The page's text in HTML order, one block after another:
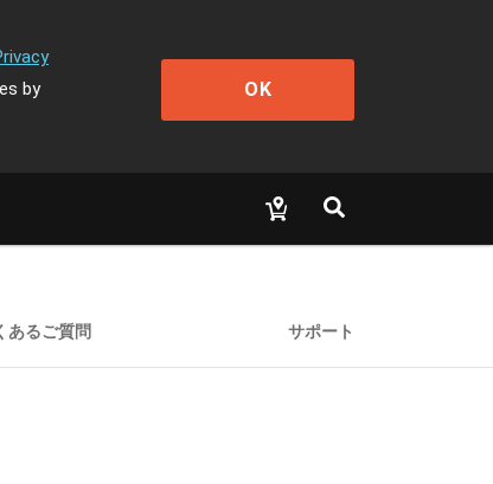
by
OK
あるご質問 サポート